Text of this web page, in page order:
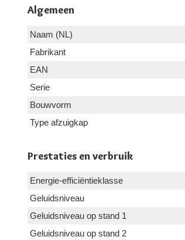
Algemeen
Naam (NL)
Fabrikant
EAN
Serie
Bouwvorm
Type afzuigkap
Prestaties en verbruik
Energie-efficiëntieklasse
Geluidsniveau
Geluidsniveau op stand 1
Geluidsniveau op stand 2